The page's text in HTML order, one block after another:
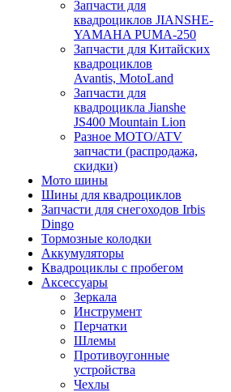
Запчасти для
квадроциклов JIANSHE-
YAMAHA PUMA-250
Запчасти для Китайских
квадроциклов
Avantis, MotoLand
Запчасти для
квадроцикла Jianshe
JS400 Mountain Lion
Разное МОТО/ATV
запчасти (распродажа,
скидки)
Мото шины
Шины для квадроциклов
Запчасти для снегоходов Irbis
Dingo
Тормозные колодки
Аккумуляторы
Квадроциклы с пробегом
Аксессуары
Зеркала
Инструмент
Перчатки
Шлемы
Противоугонные
устройства
Чехлы